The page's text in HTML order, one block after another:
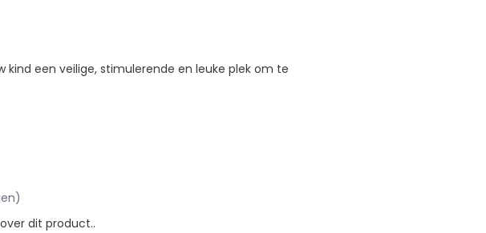
kind een veilige, stimulerende en leuke plek om te
dit product..